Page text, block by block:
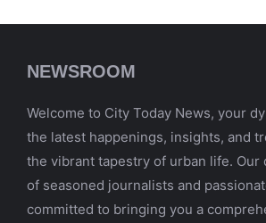
NEWSROOM
Welcome to City Today News, your
the latest happenings, insights, and
the vibrant tapestry of urban life. Our
of seasoned journalists and
committed to bringing you a